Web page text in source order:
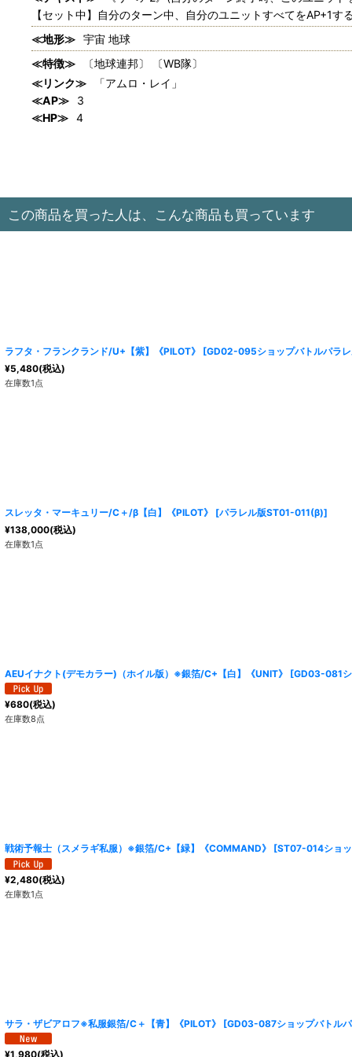
【セット中】自分のターン中、自分のユニットすべてをAP+1する
≪地形≫ 宇宙 地球
≪特徴≫
〔地球連邦〕 〔WB隊〕
≪リンク≫
「アムロ・レイ」
≪AP≫
3
≪HP≫ 4
この商品を買った人は、こんな商品も買っています
ラフタ・フランクランド/U+【紫】《PILOT》 [GD02-095ショップバトルパラ
¥5,480(税込)
在庫数1点
スレッタ・マーキュリー/C＋/β【白】《PILOT》 [パラレル版ST01-011(β)]
¥138,000(税込)
在庫数1点
AEUイナクト(デモカラー)（ホイル版）※銀箔/C+【白】《UNIT》 [GD03-081シ
¥680(税込)
在庫数8点
戦術予報士（スメラギ私服）※銀箔/C+【緑】《COMMAND》 [ST07-014ショ
¥2,480(税込)
在庫数1点
サラ・ザビアロフ※私服銀箔/C＋【青】《PILOT》 [GD03-087ショップバトル
¥1,980(税込)